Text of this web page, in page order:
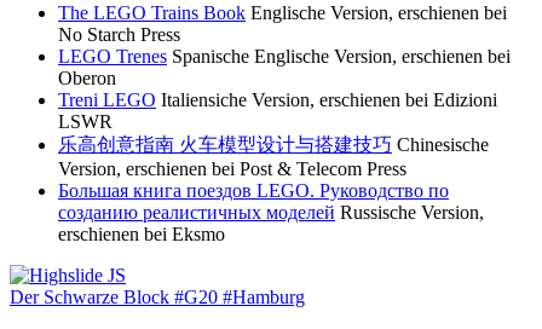
The LEGO Trains Book Englische Version, erschienen bei
No Starch Press
LEGO Trenes Spanische Englische Version, erschienen bei
Oberon
Treni LEGO Italiensiche Version, erschienen bei Edizioni
LSWR
乐高创意指南 火车模型设计与搭建技巧 Chinesische
Version, erschienen bei Post & Telecom Press
Большая книга поездов LEGO. Руководство по
созданию реалистичных моделей Russische Version,
erschienen bei Eksmo
Der Schwarze Block #G20 #Hamburg